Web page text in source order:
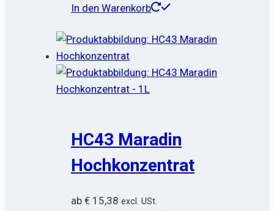
In den Warenkorb
HC43 Maradin
Hochkonzentrat
ab € 15,38 excl. USt.